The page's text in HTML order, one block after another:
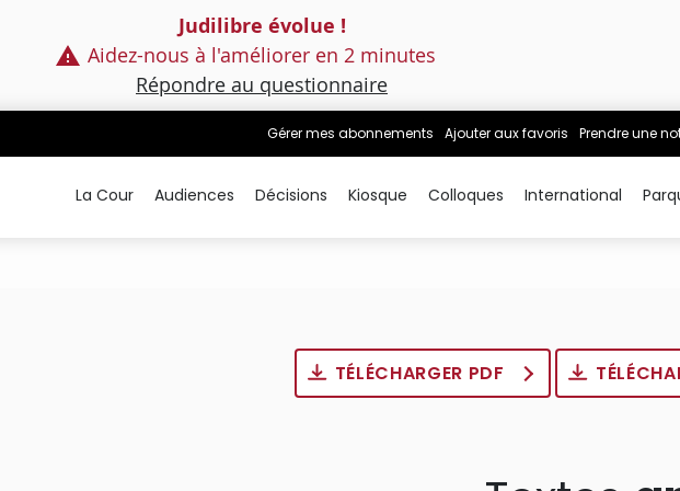
Judilibre évolue !
Aidez-nous à l'améliorer en 2 minutes
Répondre au questionnaire
Gérer mes abonnements Ajouter aux favoris Prendre une
La Cour Audiences Décisions Kiosque Colloques International
TÉLÉCHARGER PDF